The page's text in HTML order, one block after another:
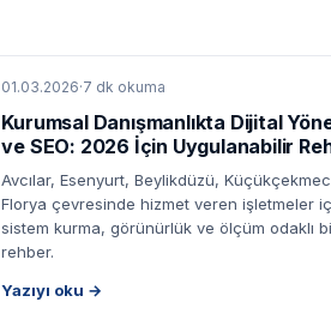
01.03.2026·7 dk okuma
Kurumsal Danışmanlıkta Dijital
ve SEO: 2026 İçin Uygulanabilir
Avcılar, Esenyurt, Beylikdüzü,
Florya çevresinde hizmet veren işletmeler
sistem kurma, görünürlük ve ölçüm odaklı
rehber.
Yazıyı oku →